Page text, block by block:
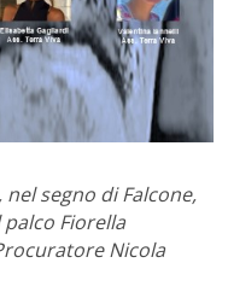
segno di Falcone,
Fiorella
Nicola